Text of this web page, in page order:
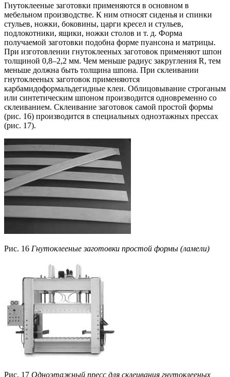
Гнутоклееные заготовки применяются в основном в
мебельном производстве. К ним относят сиденья и спинки
стульев, ножки, боковины, царги кресел и стульев,
подлокотники, ящики, ножки столов и т. д. Форма
получаемой заготовки подобна форме пуансона и матрицы.
При изготовлении гнутоклееных заготовок применяют шпон
толщиной 0,8–2,2 мм. Чем меньше радиус закругления R, тем
меньше должна быть толщина шпона. При склеивании
гнутоклееных заготовок применяются
карбамидоформальдегидные клеи. Облицовывание строганым
или синтетическим шпоном производится одновременно со
склеиванием. Склеивание заготовок самой простой формы
(рис. 16) производится в специальных одноэтажных прессах
(рис. 17).
Рис. 16 Гнутоклееные заготовки простой формы (ламели)
Рис. 17 Одноэтажный пресс для склеивания гнутоклееных